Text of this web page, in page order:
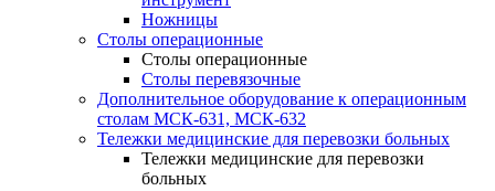
Ножницы
Столы операционные
Столы операционные
Столы перевязочные
Дополнительное оборудование к операционным
столам МСК-631, МСК-632
Тележки медицинские для перевозки больных
Тележки медицинские для перевозки
больных